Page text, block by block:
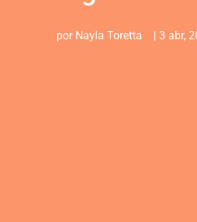
por Nayla Toretta | 3 abr,